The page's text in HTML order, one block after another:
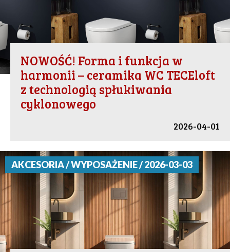
NOWOŚĆ! Forma i funkcja w
harmonii – ceramika WC TECEloft
z technologią spłukiwania
cyklonowego
2026-04-01
AKCESORIA / WYPOSAŻENIE / 2026-03-03